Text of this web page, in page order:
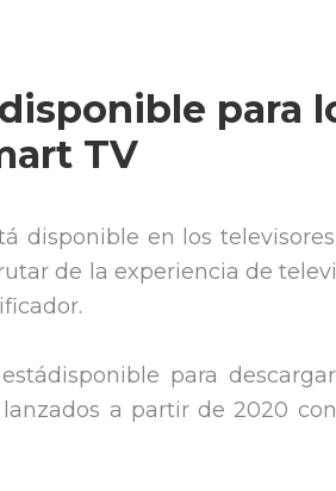
para
TV
disponible en los televisores
de la experiencia de
para
a partir de 2020